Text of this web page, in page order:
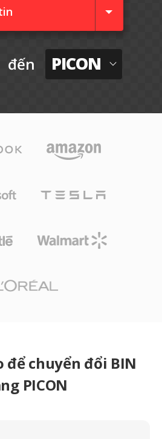
đến PICON
để chuyển đổi BIN
PICON